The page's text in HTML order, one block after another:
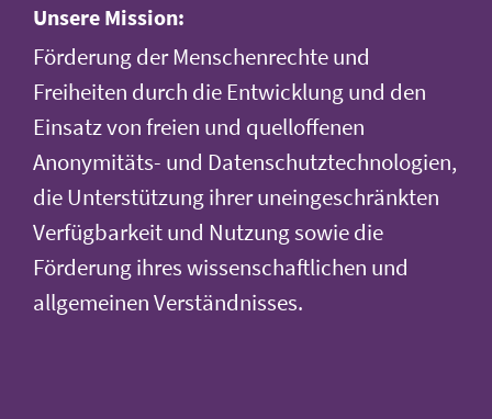
Unsere Mission:
Förderung der Menschenrechte und
Freiheiten durch die Entwicklung und den
Einsatz von freien und quelloffenen
Anonymitäts- und Datenschutztechnologien,
die Unterstützung ihrer uneingeschränkten
Verfügbarkeit und Nutzung sowie die
Förderung ihres wissenschaftlichen und
allgemeinen Verständnisses.